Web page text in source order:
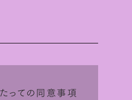
っての同意事項